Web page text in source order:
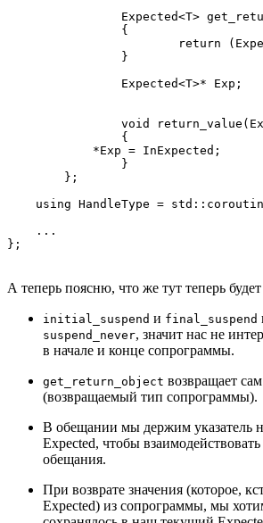
            *Exp = InExpected;
using HandleType =
    ...
};
А теперь поясню, что же тут теперь
initial_suspend и final_suspend
suspend_never, значит нас не
в начале и конце сопрограммы.
get_return_object возвращает сам
(возвращаемый тип сопрограммы).
В обещании мы держим указатель
Expected, чтобы
обещания.
При возврате значения (которое,
Expected) из сопрограммы, мы